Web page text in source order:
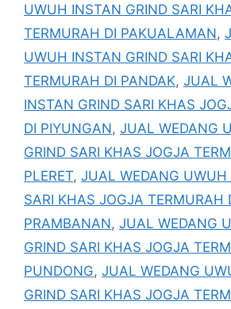
UWUH INSTAN GRIND SARI
TERMURAH DI PAKUALAMAN,
UWUH INSTAN GRIND SARI
TERMURAH DI PANDAK, JUAL
INSTAN GRIND SARI KHAS
DI PIYUNGAN, JUAL WEDANG
GRIND SARI KHAS JOGJA
PLERET, JUAL WEDANG UWUH
SARI KHAS JOGJA TERMURAH
PRAMBANAN, JUAL WEDANG
GRIND SARI KHAS JOGJA
PUNDONG, JUAL WEDANG
GRIND SARI KHAS JOGJA